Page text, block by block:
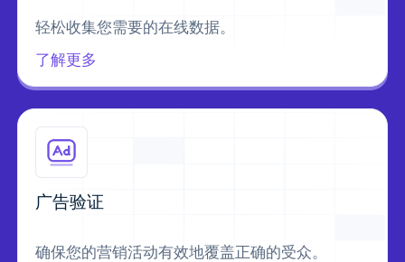
轻松收集您需要的在线数据。
了解更多
广告验证
确保您的营销活动有效地覆盖正确的受众。